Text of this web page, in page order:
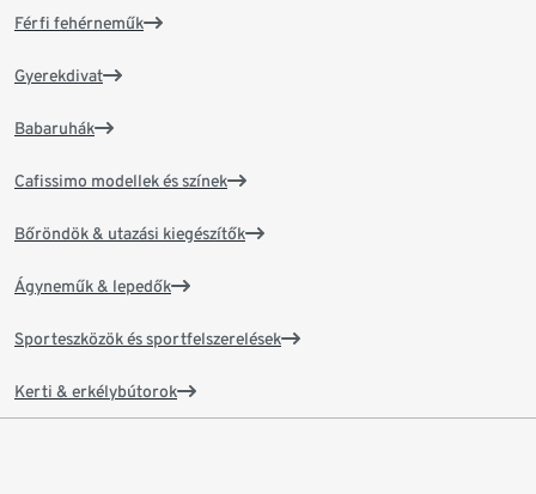
Férfi fehérneműk
Gyerekdivat
Babaruhák
Cafissimo modellek és színek
Bőröndök & utazási kiegészítők
Ágyneműk & lepedők
Sporteszközök és sportfelszerelések
Kerti & erkélybútorok